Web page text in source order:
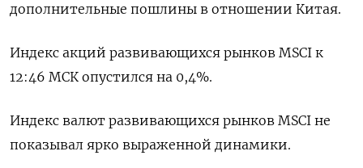
дополнительные пошлины в отношении Китая.
Индекс акций развивающихся рынков MSCI к
12:46 МСК опустился на 0,4%.
Индекс валют развивающихся рынков MSCI не
показывал ярко выраженной динамики.